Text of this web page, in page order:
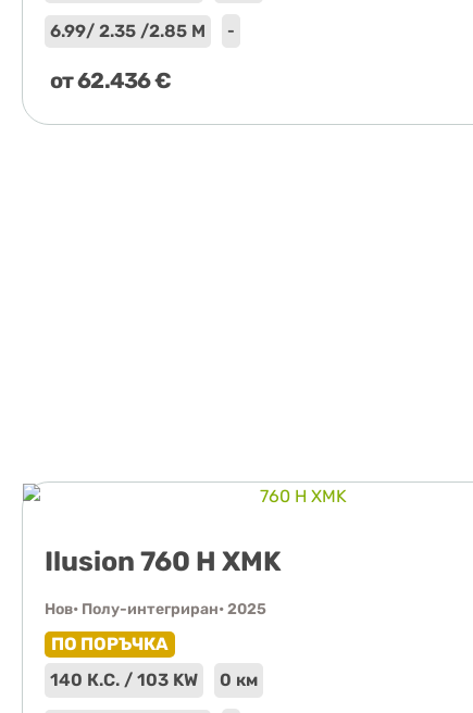
6.99/ 2.35 /2.85 М -
от62.436€
Ilusion 760 H XMK
Нов• Полу-интегриран• 2025
ПО ПОРЪЧКА
140 К.С. / 103 KW
0 км